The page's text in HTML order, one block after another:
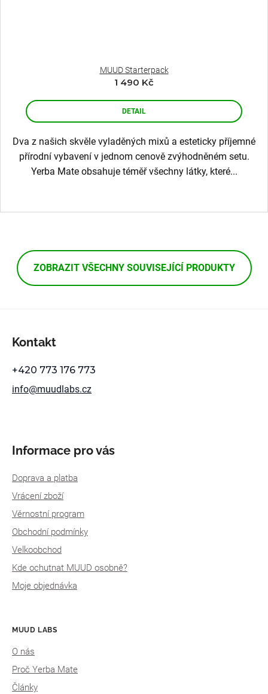
MUUD Starterpack
1 490 Kč
DETAIL
Dva z našich skvěle vyladěných mixů a esteticky příjemné
přírodní vybavení v jednom cenově zvýhodněném setu.
Yerba Mate obsahuje téměř všechny látky, které...
ZOBRAZIT VŠECHNY SOUVISEJÍCÍ PRODUKTY
Kontakt
info@muudlabs.cz
+420 773 176 773
Informace pro vás
Doprava a platba
Vrácení zboží
Věrnostní program
Obchodní podmínky
Velkoobchod
Kde ochutnat MUUD osobně?
Moje objednávka
MUUD LABS
O nás
Proč Yerba Mate
Články